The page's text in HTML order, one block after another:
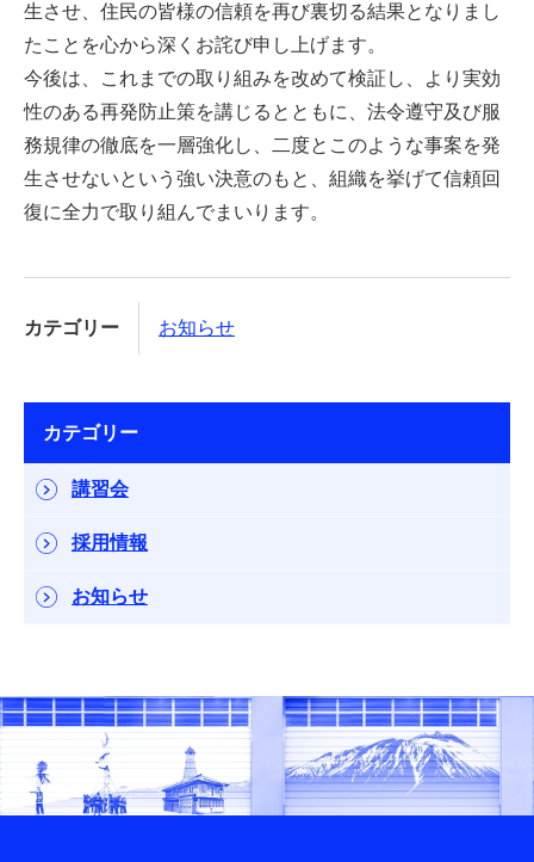
生させ、住民の皆様の信頼を再び裏切る結果となりまし
たことを心から深くお詫び申し上げます。
今後は、これまでの取り組みを改めて検証し、より実効
性のある再発防止策を講じるとともに、法令遵守及び服
務規律の徹底を一層強化し、二度とこのような事案を発
生させないという強い決意のもと、組織を挙げて信頼回
復に全力で取り組んでまいります。
カテゴリー お知らせ
カテゴリー
講習会
採用情報
お知らせ